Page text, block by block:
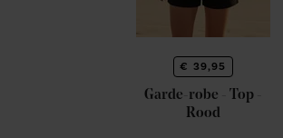
€ 39,95
Garde-robe - Top -
Rood